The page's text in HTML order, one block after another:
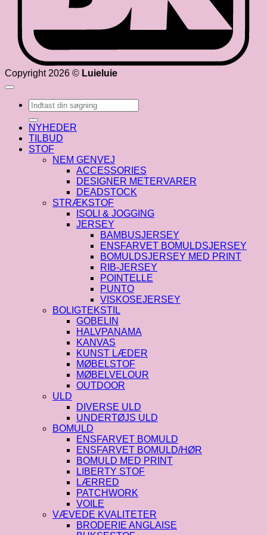
Copyright 2026 © Luieluie
Søg
efter:
NYHEDER
TILBUD
STOF
NEM GENVEJ
ACCESSORIES
DESIGNER METERVARER
DEADSTOCK
STRÆKSTOF
ISOLI & JOGGING
JERSEY
BAMBUSJERSEY
ENSFARVET BOMULDSJERSEY
BOMULDSJERSEY MED PRINT
RIB-JERSEY
POINTELLE
PUNTO
VISKOSEJERSEY
BOLIGTEKSTIL
GOBELIN
HALVPANAMA
KANVAS
KUNST LÆDER
MØBELSTOF
MØBELVELOUR
OUTDOOR
ULD
DIVERSE ULD
UNDERTØJS ULD
BOMULD
ENSFARVET BOMULD
ENSFARVET BOMULD/HØR
BOMULD MED PRINT
LIBERTY STOF
LÆRRED
PATCHWORK
VOILE
VÆVEDE KVALITETER
BRODERIE ANGLAISE